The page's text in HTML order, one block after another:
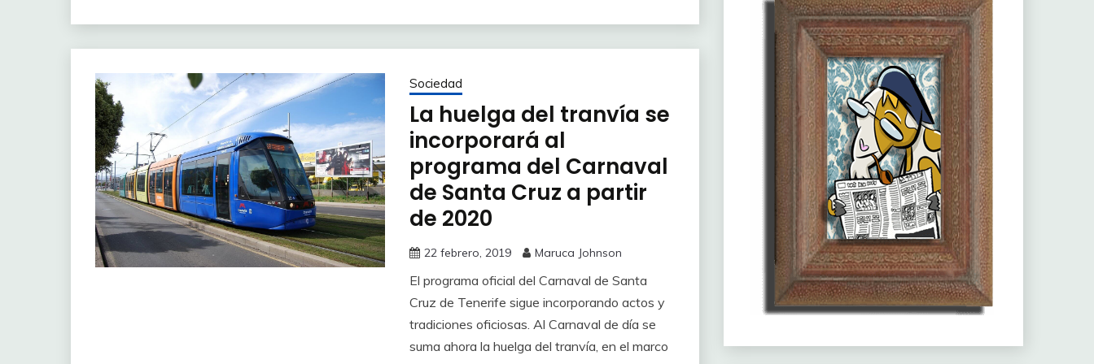
Sociedad
La huelga del tranvía se
incorporará al
programa del Carnaval
de Santa Cruz a partir
de 2020
22 febrero, 2019 Maruca Johnson
El programa oficial del Carnaval de Santa
Cruz de Tenerife sigue incorporando actos y
tradiciones oficiosas. Al Carnaval de día se
suma ahora la huelga del tranvía, en el marco